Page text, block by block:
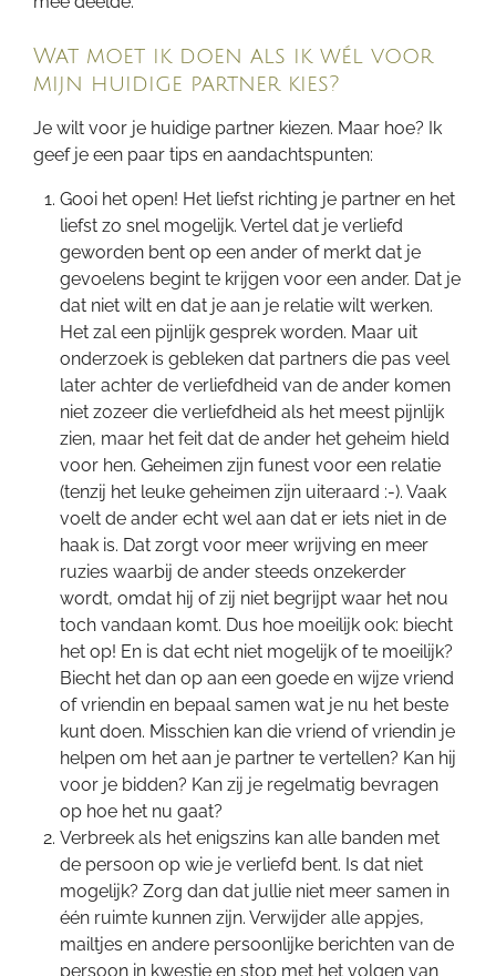
Wat moet ik doen als ik wél voor
mijn huidige partner kies?
Je wilt voor je huidige partner kiezen. Maar hoe? Ik
geef je een paar tips en aandachtspunten:
Gooi het open! Het liefst richting je partner en het
liefst zo snel mogelijk. Vertel dat je verliefd
geworden bent op een ander of merkt dat je
gevoelens begint te krijgen voor een ander. Dat je
dat niet wilt en dat je aan je relatie wilt werken.
Het zal een pijnlijk gesprek worden. Maar uit
onderzoek is gebleken dat partners die pas veel
later achter de verliefdheid van de ander komen
niet zozeer die verliefdheid als het meest pijnlijk
zien, maar het feit dat de ander het geheim hield
voor hen. Geheimen zijn funest voor een relatie
(tenzij het leuke geheimen zijn uiteraard :-). Vaak
voelt de ander echt wel aan dat er iets niet in de
haak is. Dat zorgt voor meer wrijving en meer
ruzies waarbij de ander steeds onzekerder
wordt, omdat hij of zij niet begrijpt waar het nou
toch vandaan komt. Dus hoe moeilijk ook: biecht
het op! En is dat echt niet mogelijk of te moeilijk?
Biecht het dan op aan een goede en wijze vriend
of vriendin en bepaal samen wat je nu het beste
kunt doen. Misschien kan die vriend of vriendin je
helpen om het aan je partner te vertellen? Kan hij
voor je bidden? Kan zij je regelmatig bevragen
op hoe het nu gaat?
Verbreek als het enigszins kan alle banden met
de persoon op wie je verliefd bent. Is dat niet
mogelijk? Zorg dan dat jullie niet meer samen in
één ruimte kunnen zijn. Verwijder alle appjes,
mailtjes en andere persoonlijke berichten van de
persoon in kwestie en stop met het volgen van